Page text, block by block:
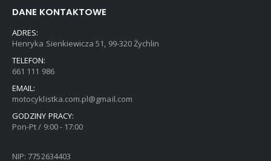
DANE KONTAKTOWE
ADRES:
Henryka Sienkiewicza 51, 99-320 Żychlin
TELEFON:
661 111 986
EMAIL:
motocyklistka.com.pl@gmail.com
GODZINY PRACY:
Pon-Pt / 9:00 - 17:00
NIP: 7752634403